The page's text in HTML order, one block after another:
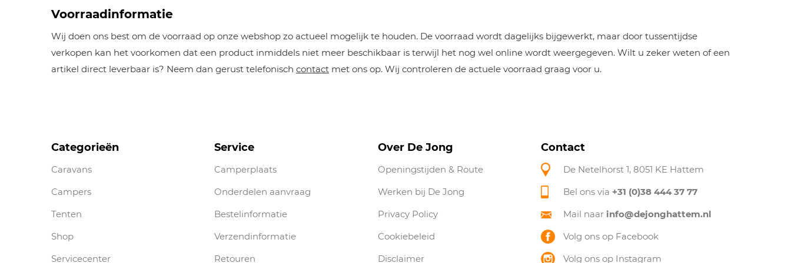
Voorraadinformatie
Wij doen ons best om de voorraad op onze webshop zo actueel mogelijk te houden. De voorraad wordt dagelijks bijgewerkt, maar door tussentijdse
verkopen kan het voorkomen dat een product inmiddels niet meer beschikbaar is terwijl het nog wel online wordt weergegeven. Wilt u zeker weten of een
artikel direct leverbaar is? Neem dan gerust telefonisch contact met ons op. Wij controleren de actuele voorraad graag voor u.
Categorieën
Caravans
Campers
Tenten
Shop
Servicecenter
Service
Camperplaats
Onderdelen aanvraag
Bestelinformatie
Verzendinformatie
Retouren
Over De Jong
Openingstijden & Route
Werken bij De Jong
Privacy Policy
Cookiebeleid
Disclaimer
Contact
De Netelhorst 1, 8051 KE Hattem
Bel ons via +31 (0)38 444 37 77
Mail naar info@dejonghattem.nl
Volg ons op Facebook
Volg ons op Instagram